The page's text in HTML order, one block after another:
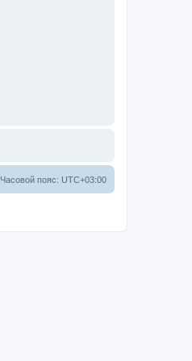
Часовой пояс: UTC+03:00